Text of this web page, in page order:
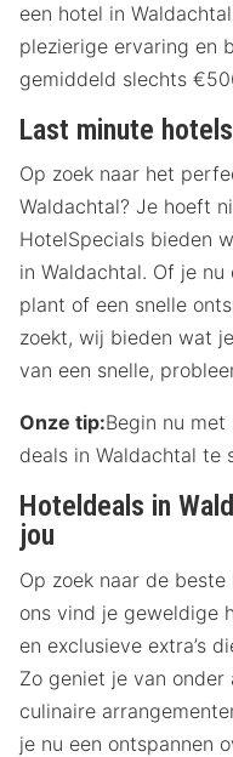
een hotel in
plezierige ervaring en
gemiddeld slechts
Last minute
Op zoek naar het
Waldachtal? Je hoeft
HotelSpecials bieden
in Waldachtal. Of je nu
plant of een snelle
zoekt, wij bieden wat
van een snelle,
Onze tip:Begin nu
deals in Waldachtal te
Hoteldeals in
jou
Op zoek naar de
ons vind je geweldige
en exclusieve extra’s
Zo geniet je van
culinaire
je nu een ontspannen